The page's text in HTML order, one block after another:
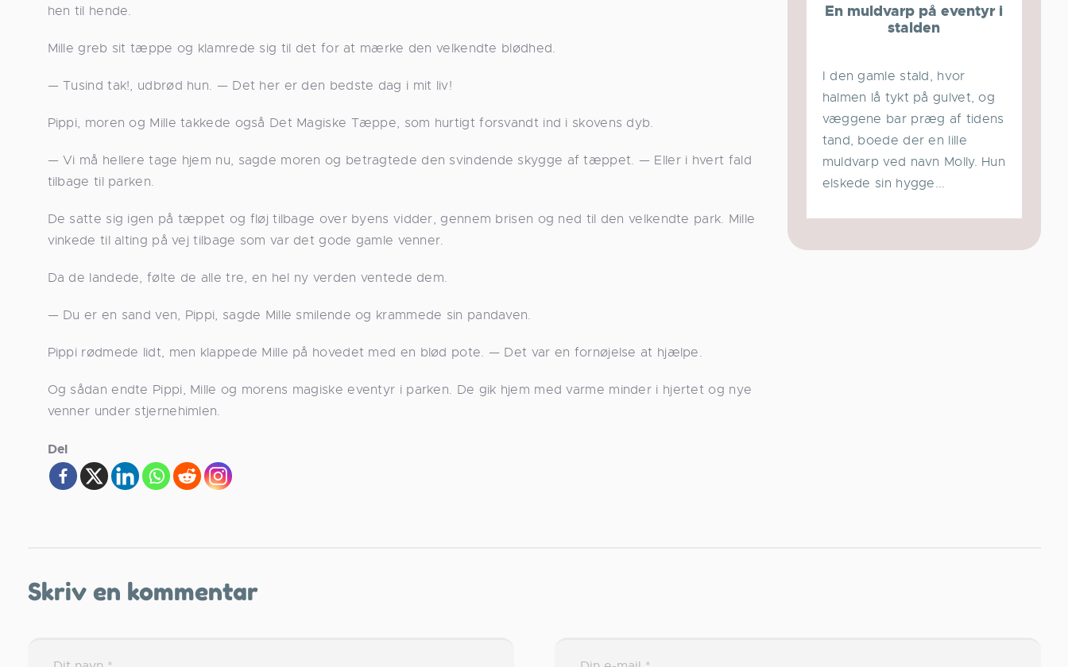
hen til hende.
Mille greb sit tæppe og klamrede sig til det for at mærke den velkendte blødhed.
— Tusind tak!, udbrød hun. — Det her er den bedste dag i mit liv!
Pippi, moren og Mille takkede også Det Magiske Tæppe, som hurtigt forsvandt ind i skovens dyb.
— Vi må hellere tage hjem nu, sagde moren og betragtede den svindende skygge af tæppet. — Eller i hvert fald
tilbage til parken.
De satte sig igen på tæppet og fløj tilbage over byens vidder, gennem brisen og ned til den velkendte park. Mille
vinkede til alting på vej tilbage som var det gode gamle venner.
Da de landede, følte de alle tre, en hel ny verden ventede dem.
— Du er en sand ven, Pippi, sagde Mille smilende og krammede sin pandaven.
Pippi rødmede lidt, men klappede Mille på hovedet med en blød pote. — Det var en fornøjelse at hjælpe.
Og sådan endte Pippi, Mille og morens magiske eventyr i parken. De gik hjem med varme minder i hjertet og nye
venner under stjernehimlen.
Del
En muldvarp på eventyr i
stalden
I den gamle stald, hvor
halmen lå tykt på gulvet, og
væggene bar præg af tidens
tand, boede der en lille
muldvarp ved navn Molly. Hun
elskede sin hygge...
Skriv en kommentar